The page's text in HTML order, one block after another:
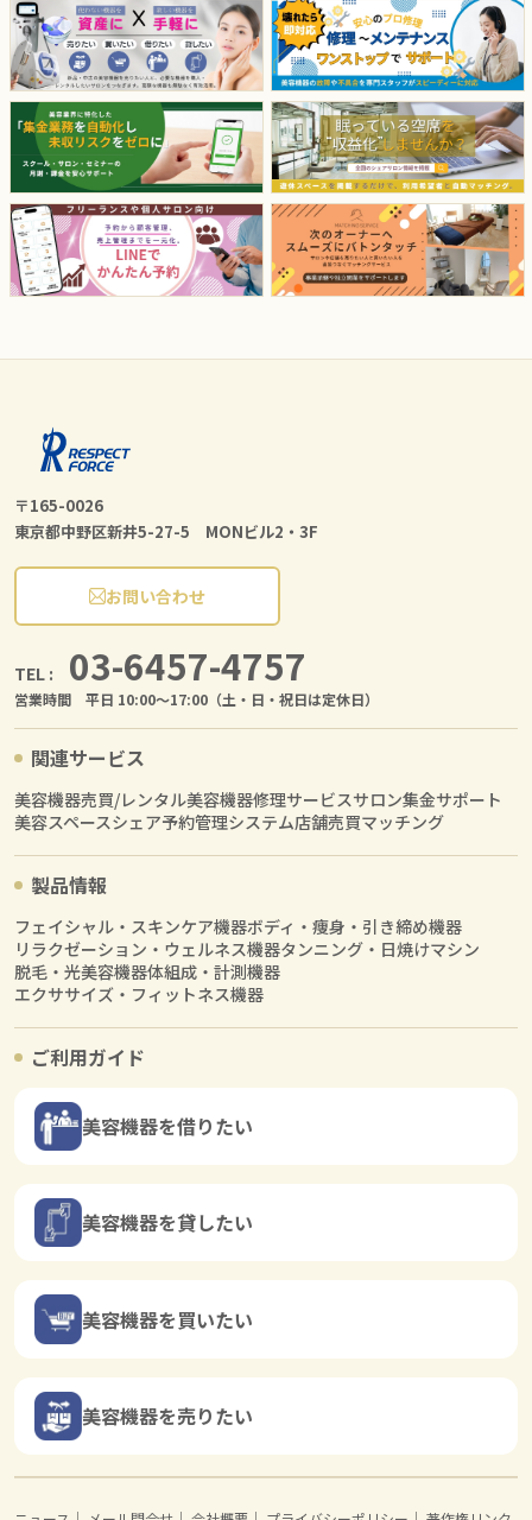
〒165-0026
東京都中野区新井5-27-5 MONビル2・3F
お問い合わせ
TEL : 03-6457-4757
営業時間 平日 10:00〜17:00（土・日・祝日は定休日）
関連サービス
美容機器売買/レンタル美容機器修理サービスサロン集金サポート
美容スペースシェア予約管理システム店舗売買マッチング
製品情報
フェイシャル・スキンケア機器ボディ・痩身・引き締め機器
リラクゼーション・ウェルネス機器タンニング・日焼けマシン
脱毛・光美容機器体組成・計測機器
エクササイズ・フィットネス機器
ご利用ガイド
美容機器を借りたい
美容機器を貸したい
美容機器を買いたい
美容機器を売りたい